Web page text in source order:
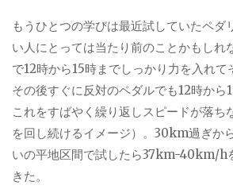
もうひとつの学びは最近試していたペダ
い人にとっては当たり前のことかもしれ
で12時から15時までしっかり力を入れて
その後すぐに反対のペダルでも12時から
これをすばやく繰り返しスピードが落ち
を回し続けるイメージ）。 30km過ぎか
いの平地区間で試したら37km-40km/h
きた。